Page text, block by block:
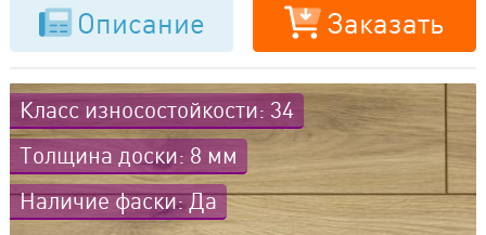
Описание Заказать
Класс износостойкости: 34
Толщина доски: 8 мм
Наличие фаски: Да